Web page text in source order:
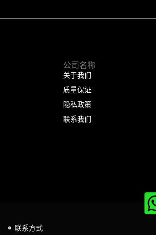
公司名称
关于我们
质量保证
隐私政策
联系我们
联系方式